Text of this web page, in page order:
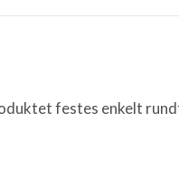
festes enkelt